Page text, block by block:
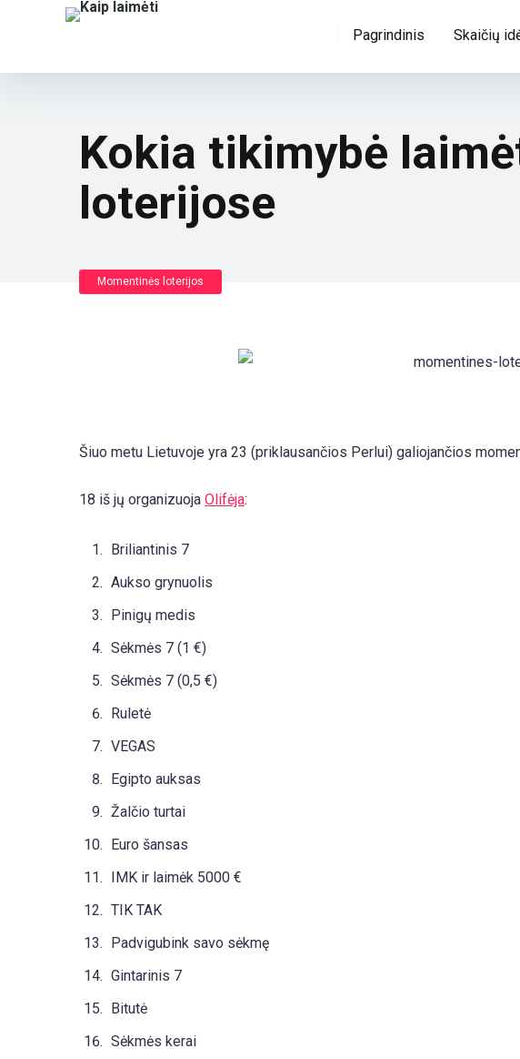
Pagrindinis Skaičių
Kokia tikimybė
loterijose
Momentinės loterijos
Šiuo metu Lietuvoje yra 23 (priklausančios Perlui) galiojančios
18 iš jų organizuoja Olifėja:
Briliantinis 7
Aukso grynuolis
Pinigų medis
Sėkmės 7 (1 €)
Sėkmės 7 (0,5 €)
Ruletė
VEGAS
Egipto auksas
Žalčio turtai
Euro šansas
IMK ir laimėk 5000 €
TIK TAK
Padvigubink savo sėkmę
Gintarinis 7
Bitutė
Sėkmės kerai